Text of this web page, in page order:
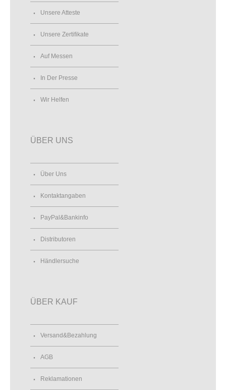
Unsere Atteste
Unsere Zertifikate
Auf Messen
In Der Presse
Wir Helfen
ÜBER UNS
Über Uns
Kontaktangaben
PayPal&Bankinfo
Distributoren
Händlersuche
ÜBER KAUF
Versand&Bezahlung
AGB
Reklamationen